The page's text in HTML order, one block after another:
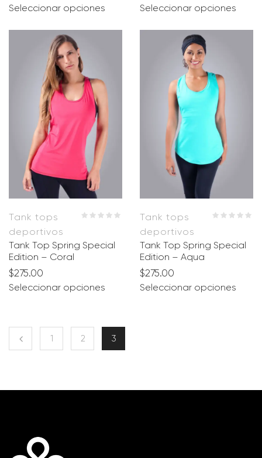
Seleccionar opciones Seleccionar opciones
Tank tops
deportivos
Tank Top Spring Special
Edition – Coral
$275.00
Seleccionar opciones
Tank tops
deportivos
Tank Top Spring Special
Edition – Aqua
$275.00
Seleccionar opciones
1 2 3